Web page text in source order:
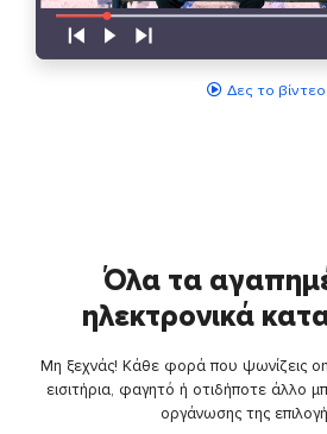
Δες το βίντεο
Όλα τα
ηλεκτρονικά
Μη ξεχνάς! Κάθε φορά που ψωνίζεις
εισιτήρια, φαγητό ή οτιδήποτε άλλο
οργάνωσης της